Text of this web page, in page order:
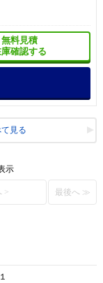
無料見積
確認する
見る
示
> 最後へ ≫